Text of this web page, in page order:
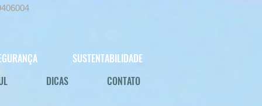
SUSTENTABILIDADE
DICAS CONTATO